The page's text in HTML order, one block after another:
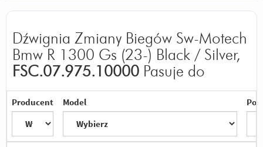
Dźwignia Zmiany Biegów Sw-Motech
Bmw R 1300 Gs (23-) Black / Silver,
FSC.07.975.10000 Pasuje do
Producent Model